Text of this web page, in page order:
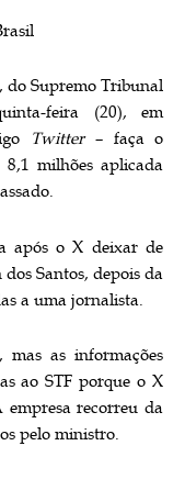
do Supremo Tribunal
feira (20), em
Twitter – faça o
milhões aplicada
após o X deixar de
Santos, depois da
a uma jornalista.
mas as informações
ao STF porque o X
recorreu da
pelo ministro.